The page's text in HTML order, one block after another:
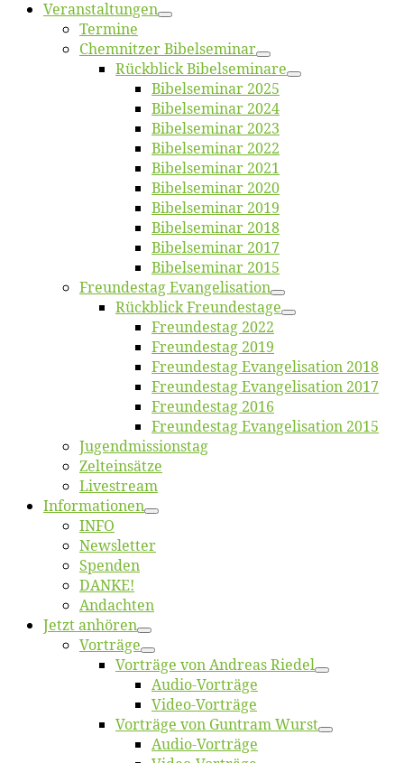
Ver­an­stal­tun­gen
Ter­mi­ne
Chemnit­zer Bibelseminar
Rück­blick Bibelseminare
Bi­bel­se­mi­nar 2025
Bi­bel­se­mi­nar 2024
Bi­bel­se­mi­nar 2023
Bi­bel­se­mi­nar 2022
Bi­bel­se­mi­nar 2021
Bi­bel­se­mi­nar 2020
Bi­bel­se­mi­nar 2019
Bi­bel­se­mi­nar 2018
Bibelsemi­nar 2017
Bibelsemi­nar 2015
Freun­des­tag Evangelisation
Rück­blick Freundestage
Freun­des­tag 2022
Freun­des­tag 2019
Freun­des­tag Evan­ge­li­sa­ti­on 2018
Freun­des­tag Evan­ge­li­sa­ti­on 2017
Freun­des­tag 2016
Freun­des­tag Evan­ge­li­sa­ti­on 2015
Jugend­mis­sions­tag
Zelt­ein­sät­ze
Live­stream
Informatio­nen
INFO
News­let­ter
Spen­den
DANKE!
An­dach­ten
Jetzt an­hö­ren
Vor­trä­ge
Vor­trä­ge von An­dre­as Riedel
Au­dio-Vor­trä­ge
Vi­deo-Vor­trä­ge
Vor­trä­ge von Gun­tram Wurst
Au­dio-Vor­trä­ge